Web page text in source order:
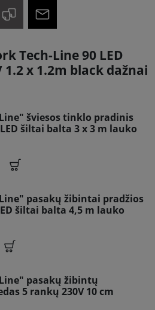
Tech-Line 90 LED
x 1.2m black dažnai
šviesos tinklo pradinis
šiltai balta 3 x 3 m lauko
pasakų žibintai pradžios
šiltai balta 4,5 m lauko
pasakų žibintų
5 rankų 230V 10 cm